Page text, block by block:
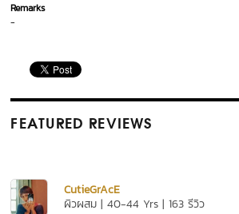
Remarks
-
FEATURED REVIEWS
CutieGrAcE
ผิวผสม | 40-44 Yrs | 163 รีวิว